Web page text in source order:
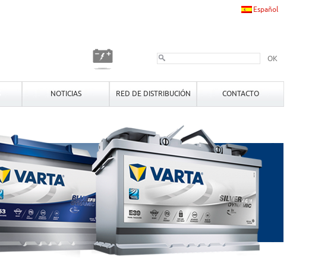
NOTICIAS RED DE DISTRIBUCIÓN CONTACTO
Español
OK